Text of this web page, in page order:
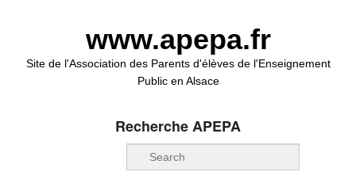
www.apepa.fr
Site de l'Association des Parents d'élèves de l'Enseignement
Public en Alsace
Recherche APEPA
Recherche